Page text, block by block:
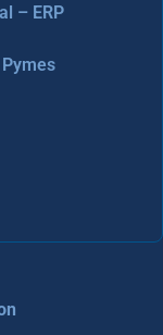
– ERP